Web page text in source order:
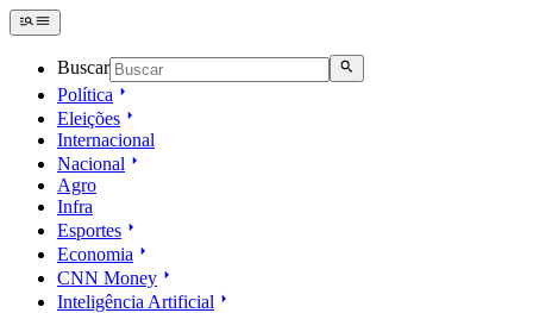
Buscar
Política
Eleições
Internacional
Nacional
Agro
Infra
Esportes
Economia
CNN Money
Inteligência Artificial